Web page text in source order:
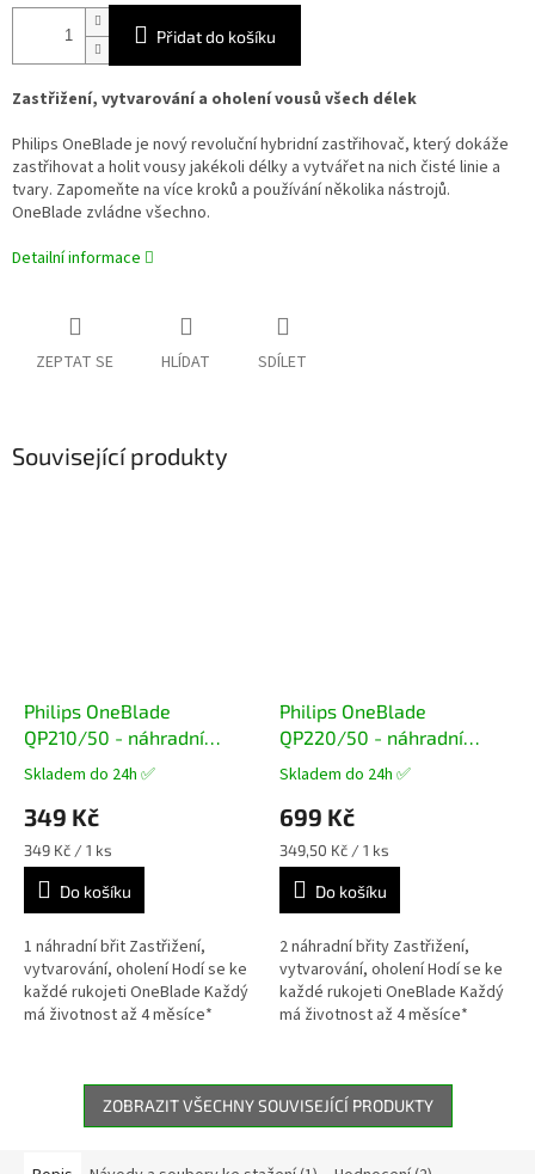
Přidat do košíku
Zastřižení, vytvarování a oholení vousů všech délek
Philips OneBlade je nový revoluční hybridní zastřihovač, který dokáže
zastřihovat a holit vousy jakékoli délky a vytvářet na nich čisté linie a
tvary. Zapomeňte na více kroků a používání několika nástrojů.
OneBlade zvládne všechno.
Detailní informace
ZEPTAT SE HLÍDAT SDÍLET
Související produkty
Philips OneBlade
QP210/50 - náhradní
hlavice
Průměrné
produktu
je
5,0
5
hvězdiček.
Skladem do 24h ✅
349 Kč
Měrná
cena:
349 Kč / 1 ks
Do košíku
1 náhradní břit Zastřižení,
vytvarování, oholení Hodí se ke
každé rukojeti OneBlade Každý
má životnost až 4 měsíce*
Philips OneBlade
QP220/50 - náhradní
hlavice
Průměrné
produktu
je
5,0
5
hvězdiček.
Skladem do 24h ✅
699 Kč
Měrná
cena:
349,50 Kč / 1 ks
Do košíku
2 náhradní břity Zastřižení,
vytvarování, oholení Hodí se ke
každé rukojeti OneBlade Každý
má životnost až 4 měsíce*
ZOBRAZIT VŠECHNY SOUVISEJÍCÍ PRODUKTY